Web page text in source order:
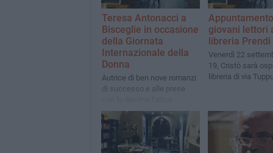
Teresa Antonacci a
Bisceglie in occasione
della Giornata
Internazionale della
Donna
Autrice di ben nove romanzi
di successo e alle prese
letteraria, la scrittrice
barese Teresa Antonacci
torna nella libreria del centro
storico biscegliese
giovani lettori
libreria Prendi
Venerdì 22
19, Cristò sarà
libreria di via